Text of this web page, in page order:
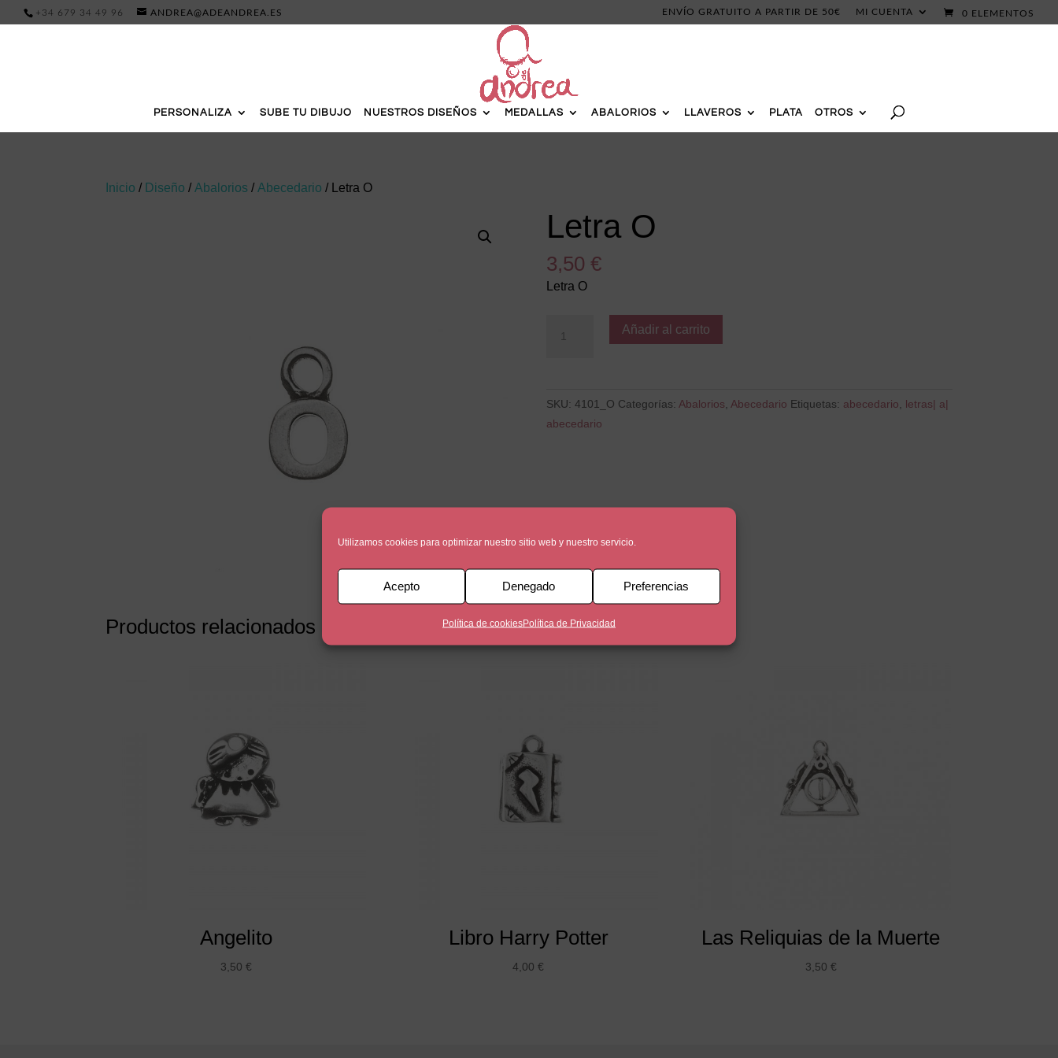
Utilizamos cookies para optimizar nuestro sitio web y nuestro servicio.
Acepto Denegado Preferencias
Política de cookiesPolítica de Privacidad
+34 679 34 49 96 ANDREA@ADEANDREA.ES ENVÍO GRATUITO A PARTIR DE 50€ MI CUENTA 0 ELEMENTOS
PERSONALIZA SUBE TU DIBUJO NUESTROS DISEÑOS MEDALLAS ABALORIOS LLAVEROS PLATA OTROS
Inicio / Diseño /Abalorios /Abecedario / Letra O
Letra O
3,50 €
Letra O
Añadir al carrito
SKU: 4101_O Categorías: Abalorios Abecedario Etiquetas: abecedario
letras| a|
abecedario
Productos relacionados
Angelito
3,50 €
Libro Harry Potter
4,00€
Las Reliquias de la Muerte
3,50 €